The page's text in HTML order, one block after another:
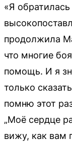
«Я
продолжила
что многие
помощь. И я
только
помню этот
„Моё сердце
вижу, как вам